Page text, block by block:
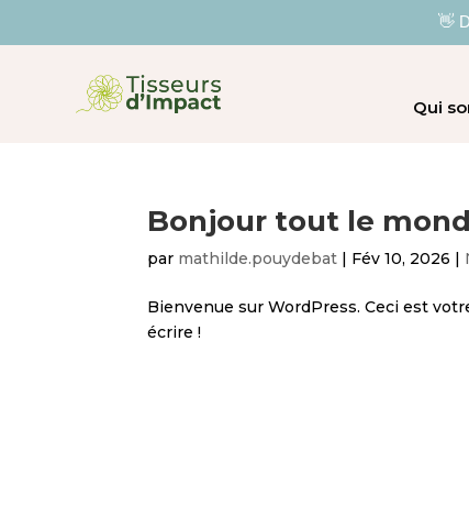
👋
Qui
Bonjour tout le
par mathilde.pouydebat Fév 10, 2026
Bienvenue sur WordPress. Ceci est
écrire !